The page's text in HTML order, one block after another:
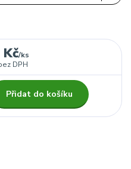
Kč/ks
DPH
Přidat do košíku